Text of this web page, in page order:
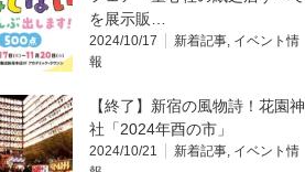
を展示販…
2024/10/17 新着記事, イベント情
報
【終了】新宿の風物詩！花園神
社「2024年酉の市」
2024/10/21 新着記事, イベント情